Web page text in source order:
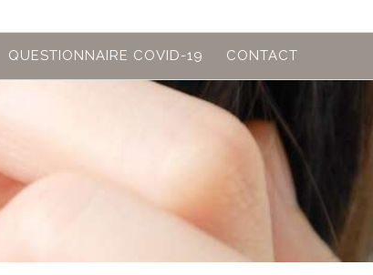
QUESTIONNAIRE COVID-19 CONTACT